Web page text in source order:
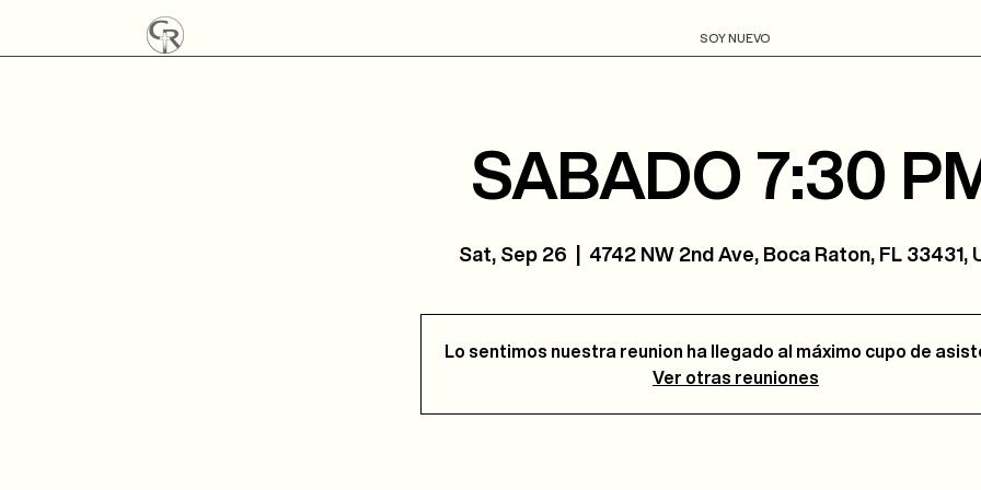
SOY NUEVO
SABADO 7:30
Sat, Sep 26
  |
4742 NW 2nd Ave, Boca Raton, FL 33431,
Lo sentimos nuestra reunion ha llegado al máximo cupo de
Ver otras reuniones